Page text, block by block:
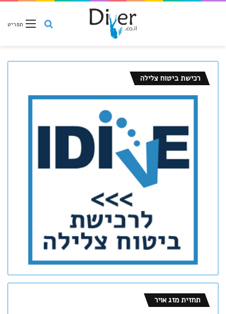
תפריט חיפוש
רכישת ביטוח צלילה
תחזית מזג אויר